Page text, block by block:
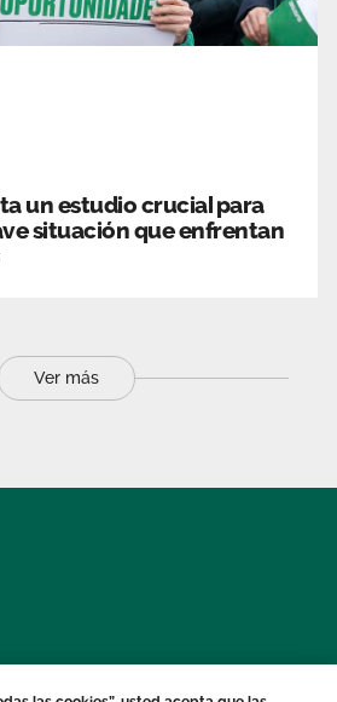
un estudio crucial para
situación que enfrentan
Ver más